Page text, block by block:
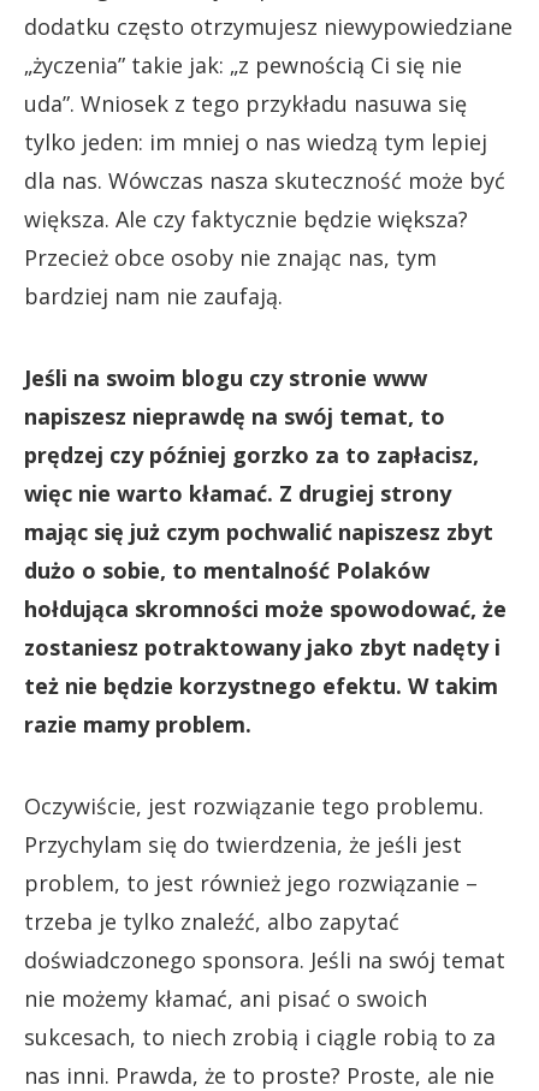
dodatku często otrzymujesz niewypowiedziane
„życzenia” takie jak: „z pewnością Ci się nie
uda”. Wniosek z tego przykładu nasuwa się
tylko jeden: im mniej o nas wiedzą tym lepiej
dla nas. Wówczas nasza skuteczność może być
większa. Ale czy faktycznie będzie większa?
Przecież obce osoby nie znając nas, tym
bardziej nam nie zaufają.
Jeśli na swoim blogu czy stronie www
napiszesz nieprawdę na swój temat, to
prędzej czy później gorzko za to zapłacisz,
więc nie warto kłamać. Z drugiej strony
mając się już czym pochwalić napiszesz zbyt
dużo o sobie, to mentalność Polaków
hołdująca skromności może spowodować, że
zostaniesz potraktowany jako zbyt nadęty i
też nie będzie korzystnego efektu. W takim
razie mamy problem.
Oczywiście, jest rozwiązanie tego problemu.
Przychylam się do twierdzenia, że jeśli jest
problem, to jest również jego rozwiązanie –
trzeba je tylko znaleźć, albo zapytać
doświadczonego sponsora. Jeśli na swój temat
nie możemy kłamać, ani pisać o swoich
sukcesach, to niech zrobią i ciągle robią to za
nas inni. Prawda, że to proste? Proste, ale nie